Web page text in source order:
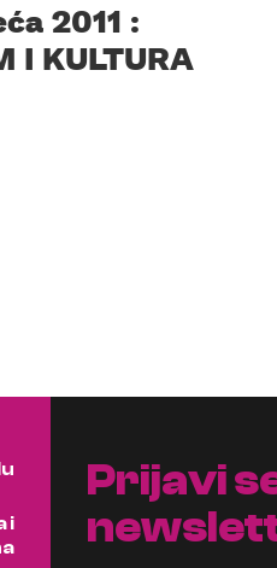
2011 :
I KULTURA
i
Prijavi